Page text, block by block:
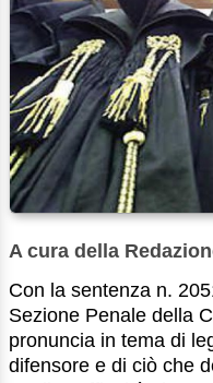
A cura della
Con la sentenza n.
Sezione Penale della
pronuncia in tema di
difensore e di ciò che